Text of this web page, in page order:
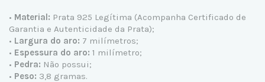
• Material: Prata 925 Legítima (Acompanha Certificado de
Garantia e Autenticidade da Prata);
• Largura do aro: 7 milímetros;
• Espessura do aro: 1 milímetro;
• Pedra: Não possui;
• Peso: 3,8 gramas.